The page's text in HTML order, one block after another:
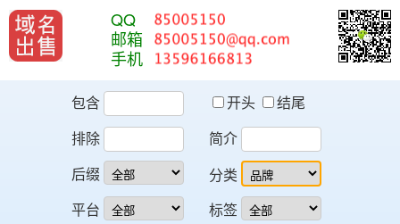
QQ
邮箱
手机
包含 开头
结尾
排除
简介
后缀
平台
分类
标签